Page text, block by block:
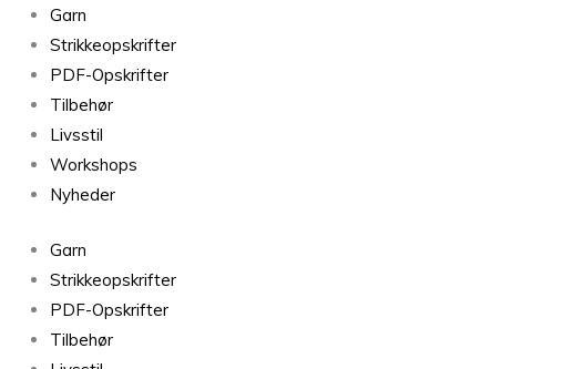
Garn
Strikkeopskrifter
PDF-Opskrifter
Tilbehør
Livsstil
Workshops
Nyheder
Garn
Strikkeopskrifter
PDF-Opskrifter
Tilbehør
Double
Sunday
Rustic
Rose
4353
antal